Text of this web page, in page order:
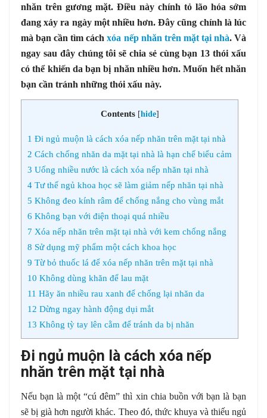
nhăn trên gương mặt. Điều này chính tỏ lão hóa sớm
đang xảy ra ngày một nhiều hơn. Đây cũng chính là lúc
mà bạn cần tìm cáchxóa nếp nhăn trên mặt tại nhà. Và
ngay sau đây chúng tôi sẽ chia sẻ cùng bạn 13 thói xấu
có thể khiến da bạn bị nhăn nhiều hơn. Muốn hết nhăn
bạn cần tránh những thói xấu này.
Contents [hide]
1 Đi ngủ muộn là cách xóa nếp nhăn trên mặt tại nhà
2 Cách chống nhăn da mặt tại nhà là hạn chế biểu cảm
3 Uống nhiều nước là cách xóa nếp nhăn tại nhà
4 Tư thế ngủ khoa học sẽ làm giảm nếp nhăn tại nhà
5 Không đeo kính râm để chống nắng cho vùng mắt
6 Không bạn với điện thoại quá nhiều
7 Xóa nếp nhăn trên mặt tại nhà với kem chống nắng
8 Sử dụng mỹ phẩm một cách khoa học
9 Từ bỏ thuốc lá để xóa nếp nhăn trên mặt tại nhà
10 Không dùng khăn để lau mặt
11 Hãy ăn nhiều rau xanh để chống lại nhăn da
12 Dừng ngay hành động dụi mắt
13 Không tỳ tay lên cằm để tránh da bị nhăn
Đi ngủ muộn là cách xóa nếp
nhăn trên mặt tại nhà
Nếu bạn là một “cú đêm” thì xin chia buồn với bạn là bạn
sẽ bị già hơn người khác. Theo đó, thức khuya và thiếu ngủ